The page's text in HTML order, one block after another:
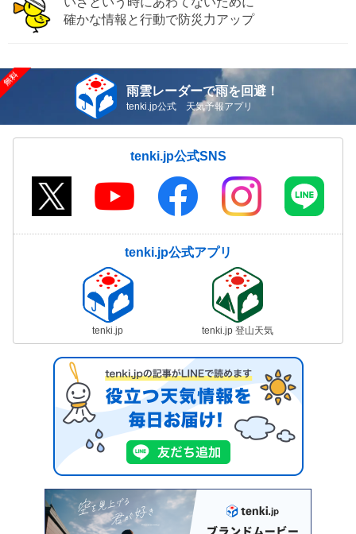
確かな情報と行動で防災力アップ
雨雲レーダーで雨を回避！
tenki.jp公式 天気予報アプリ
tenki.jp公式SNS
tenki.jp公式アプリ
tenki.jp tenki.jp 登山天気